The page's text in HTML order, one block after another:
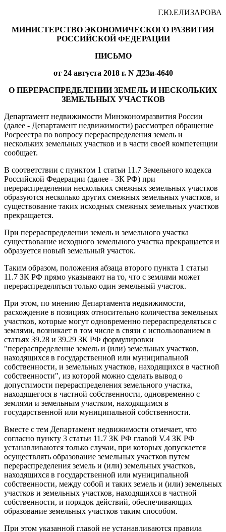
Г.Ю.ЕЛИЗАРОВА
МИНИСТЕРСТВО ЭКОНОМИЧЕСКОГО РАЗВИТИЯ
РОССИЙСКОЙ ФЕДЕРАЦИИ
ПИСЬМО
от 24 августа 2018 г. N Д23и-4640
О ПЕРЕРАСПРЕДЕЛЕНИИ ЗЕМЕЛЬ И НЕСКОЛЬКИХ
ЗЕМЕЛЬНЫХ УЧАСТКОВ
Департамент недвижимости Минэкономразвития России
(далее - Департамент недвижимости) рассмотрел обращение
Росреестра по вопросу перераспределения земель и
нескольких земельных участков и в части своей компетенции
сообщает.
В соответствии с пунктом 1 статьи 11.7 Земельного кодекса
Российской Федерации (далее - ЗК РФ) при
перераспределении нескольких смежных земельных участков
образуются несколько других смежных земельных участков, и
существование таких исходных смежных земельных участков
прекращается.
При перераспределении земель и земельного участка
существование исходного земельного участка прекращается и
образуется новый земельный участок.
Таким образом, положения абзаца второго пункта 1 статьи
11.7 ЗК РФ прямо указывают на то, что с землями может
перераспределяться только один земельный участок.
При этом, по мнению Департамента недвижимости,
расхождение в позициях относительно количества земельных
участков, которые могут одновременно перераспределяться с
землями, возникает в том числе в связи с использованием в
статьях 39.28 и 39.29 ЗК РФ формулировки
"перераспределение земель и (или) земельных участков,
находящихся в государственной или муниципальной
собственности, и земельных участков, находящихся в частной
собственности", из которой можно сделать вывод о
допустимости перераспределения земельного участка,
находящегося в частной собственности, одновременно с
землями и земельным участком, находящимся в
государственной или муниципальной собственности.
Вместе с тем Департамент недвижимости отмечает, что
согласно пункту 3 статьи 11.7 ЗК РФ главой V.4 ЗК РФ
устанавливаются только случаи, при которых допускается
осуществлять образование земельных участков путем
перераспределения земель и (или) земельных участков,
находящихся в государственной или муниципальной
собственности, между собой и таких земель и (или) земельных
участков и земельных участков, находящихся в частной
собственности, и порядок действий, обеспечивающих
образование земельных участков таким способом.
При этом указанной главой не устанавливаются правила